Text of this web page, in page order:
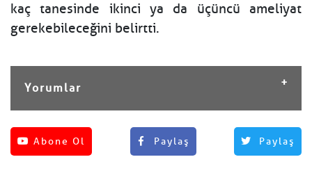
kaç tanesinde ikinci ya da üçüncü ameliyat
gerekebileceğini belirtti.
Abone Ol Paylaş Paylaş
Yorumlar
Henüz yorum yapılmamış.